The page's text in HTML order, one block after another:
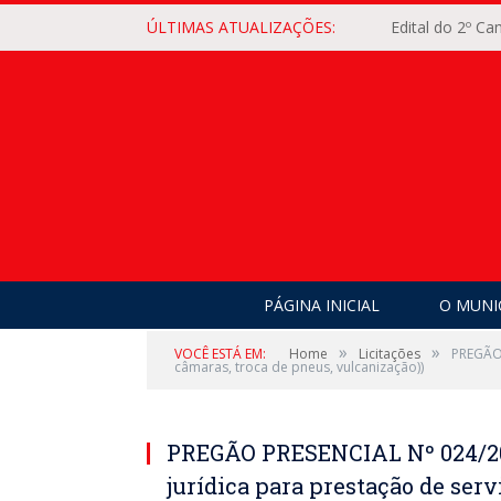
ÚLTIMAS ATUALIZAÇÕES: Edital do 2º
PÁGINA INICIAL O
VOCÊ ESTÁ EM: Home » Licitações »
câmaras, troca de pneus, vulcanização))
PREGÃO PRESENCIAL Nº
jurídica para prestação de